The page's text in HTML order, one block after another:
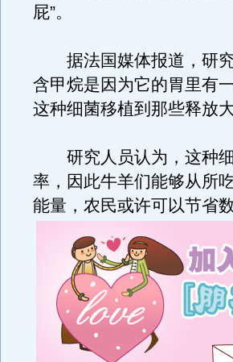
屁”。
据法国媒体报道，研究
含甲烷是因为它的胃里有
这种细菌移植到那些释放
研究人员认为，这种细
率，因此牛羊们能够从所
能量，农民或许可以节省